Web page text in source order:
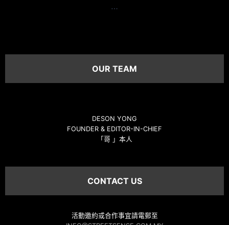
…
OUR TEAM
DESON YONG
FOUNDER & EDITOR-IN-CHIEF
「哥 」本人
CONTACT US
活動邀約或合作事宜請電郵至